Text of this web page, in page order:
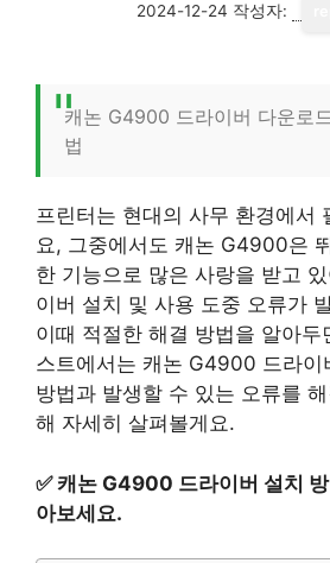
2024-12-24 작성자:
캐논 G4900 드라이버 다운로
법
프린터는 현대의 사무 환경에서
요, 그중에서도 캐논 G4900은
한 기능으로 많은 사랑을 받고
이버 설치 및 사용 도중 오류가
이때 적절한 해결 방법을 알아두
스트에서는 캐논 G4900 드라이
방법과 발생할 수 있는 오류를
해 자세히 살펴볼게요.
✅캐논 G4900 드라이버 설치
아보세요.